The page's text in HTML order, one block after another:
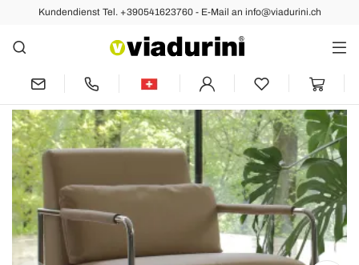
Kundendienst Tel. +390541623760 - E-Mail an info@viadurini.ch
Vorher Nächste
Metallsessel und Sitz aus Kunstleder,
hergestellt in Italien – Minze